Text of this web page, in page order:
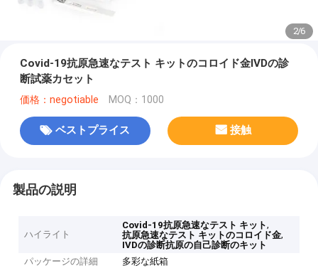
2/6
Covid-19抗原急速なテスト キットのコロイド金IVDの診
断試薬カセット
価格：negotiable MOQ：1000
ベストプライス 接触
製品の説明
ハイライト
Covid-19抗原急速なテスト キット,
抗原急速なテスト キットのコロイド金,
IVDの診断抗原の自己診断のキット
パッケージの詳細
多彩な紙箱